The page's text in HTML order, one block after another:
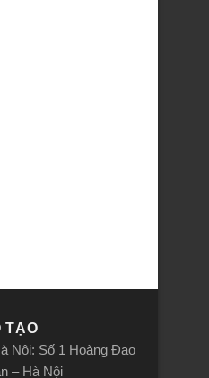
TẠO
Nội: Số 1 Hoàng Đạo
– Hà Nội